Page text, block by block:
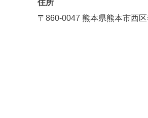
住所
〒860-0047 熊本県熊本市西